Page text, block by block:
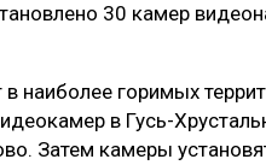
30 камер
наиболее горимых
в Гусь-
Затем камеры